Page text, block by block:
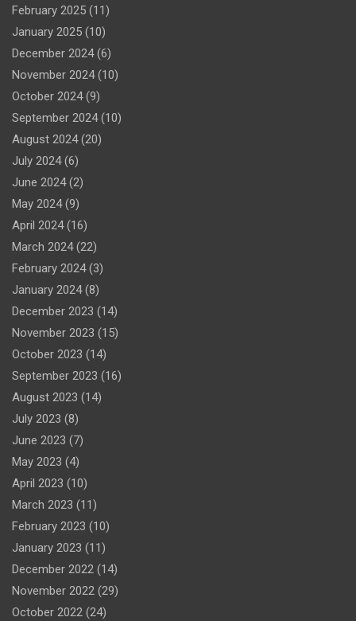
February 2025 (11)
January 2025 (10)
December 2024(6)
November 2024(10)
October 2024(9)
September 2024(10)
August 2024(20)
July 2024(6)
June 2024(2)
May 2024(9)
April 2024(16)
March 2024(22)
February 2024(3)
January 2024(8)
December 2023 (14)
November 2023 (15)
October 2023 (14)
September 2023 (16)
August 2023 (14)
July 2023 (8)
June 2023 (7)
May 2023 (4)
April 2023 (10)
March 2023 (11)
February 2023 (10)
January 2023 (11)
December 2022 (14)
November 2022 (29)
October 2022 (24)